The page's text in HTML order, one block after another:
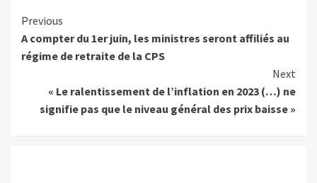
Continue
Reading
Previous
A compter du 1er juin, les ministres seront affiliés au
régime de retraite de la CPS
Next
« Le ralentissement de l’inflation en 2023 (…) ne
signifie pas que le niveau général des prix baisse »